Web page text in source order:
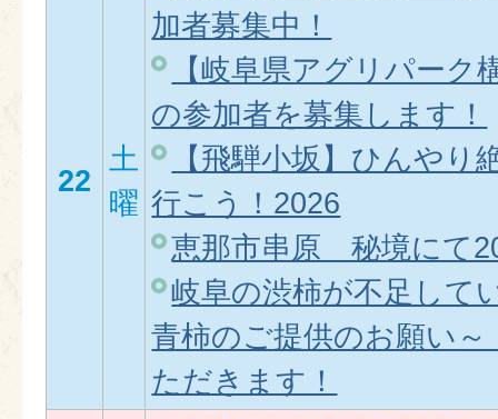
22
土
曜
加者募集中！
【岐阜県アグリパーク
の参加者を募集します！
【飛騨小坂】ひんやり
行こう！2026
恵那市串原 秘境にて
岐阜の渋柿が不足し
青柿のご提供のお願い
ただきます！